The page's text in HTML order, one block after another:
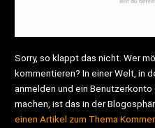
Sorry, so klappt das nicht. Wer
kommentieren? In einer Welt, in
anmelden und ein
machen, ist das in der
einen Artikel zum Thema